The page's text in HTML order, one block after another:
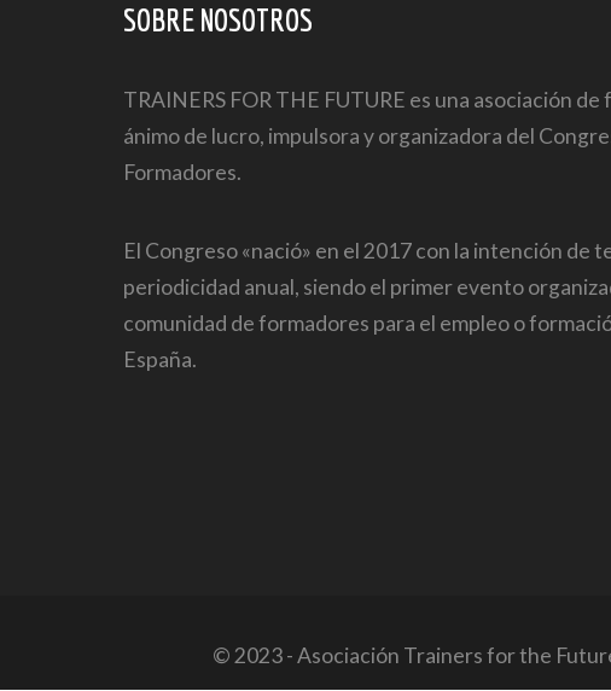
SOBRE NOSOTROS
TRAINERS FOR THE FUTURE es una asociación
ánimo de lucro, impulsora y organizadora del
Formadores.
El Congreso «nació» en el 2017 con la intención de
periodicidad anual, siendo el primer evento
comunidad de formadores para el empleo o
España.
© 2023 - Asociación Trainers for the